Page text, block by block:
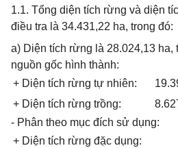
1.1. Tổng diện tích rừng và diện
điều tra là 34.431,22 ha, trong đó:
a) Diện tích rừng là 28.024,13 ha,
nguồn gốc hình thành:
+ Diện tích rừng tự nhiên:
+ Diện tích rừng trồng:
- Phân theo mục đích sử dụng:
+ Diện tích rừng đặc dụng: